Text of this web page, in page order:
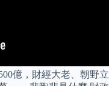
億，財經大老、朝野立